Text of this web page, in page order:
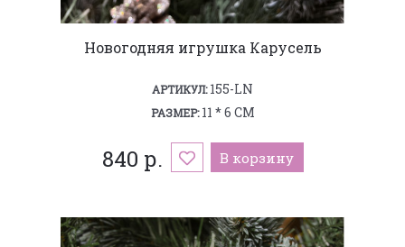
Новогодняя игрушка Карусель
АРТИКУЛ:155-LN
РАЗМЕР:11 * 6 СМ
840 р. В корзину